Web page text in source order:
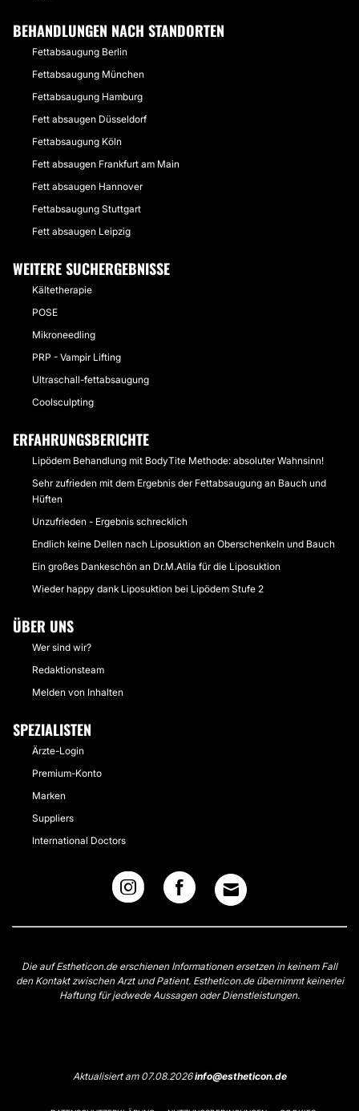
BEHANDLUNGEN NACH STANDORTEN
Fettabsaugung Berlin
Fettabsaugung München
Fettabsaugung Hamburg
Fett absaugen Düsseldorf
Fettabsaugung Köln
Fett absaugen Frankfurt am Main
Fett absaugen Hannover
Fettabsaugung Stuttgart
Fett absaugen Leipzig
WEITERE SUCHERGEBNISSE
Kältetherapie
POSE
Mikroneedling
PRP - Vampir Lifting
Ultraschall-fettabsaugung
Coolsculpting
ERFAHRUNGSBERICHTE
Lipödem Behandlung mit BodyTite Methode: absoluter Wahnsinn!
Sehr zufrieden mit dem Ergebnis der Fettabsaugung an Bauch und
Hüften
Unzufrieden - Ergebnis schrecklich
Endlich keine Dellen nach Liposuktion an Oberschenkeln und Bauch
Ein großes Dankeschön an Dr.M.Atila für die Liposuktion
Wieder happy dank Liposuktion bei Lipödem Stufe 2
ÜBER UNS
Wer sind wir?
Redaktionsteam
Melden von Inhalten
SPEZIALISTEN
Ärzte-Login
Premium-Konto
Marken
Suppliers
International Doctors
Die auf Estheticon.de erschienen Informationen ersetzen in keinem Fall
den Kontakt zwischen Arzt und Patient. Estheticon.de übernimmt keinerlei
Haftung für jedwede Aussagen oder Dienstleistungen.
Aktualisiert am 07.08.2026info@estheticon.de